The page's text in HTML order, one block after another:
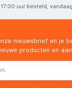
uur besteld,
nieuwsbrief en je
producten en